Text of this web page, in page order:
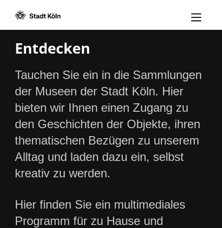
Menü
Entdecken
Tauchen Sie ein in die Sammlungen
der Museen der Stadt Köln. Hier
bieten wir Ihnen einen Zugang zu
den Geschichten der Objekte, ihren
thematischen Bezügen zu unserem
Alltag und laden dazu ein, selbst
kreativ zu werden.
Hier finden Sie ein multimediales
Programm für zu Hause und